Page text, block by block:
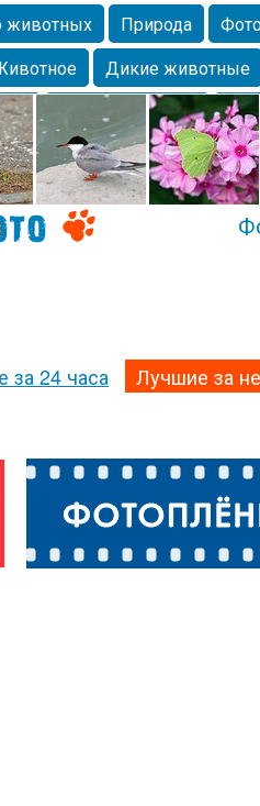
животных Природа
Дикие животные
Млекопитающие
Портрет
Домашние
Дикие птицы Утка
за 24 часа Лучшие за